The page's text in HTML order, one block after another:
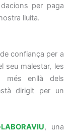
per paga
lluita.
confiança per a
seu malestar, les
més enllà dels
dirigit per un
, una